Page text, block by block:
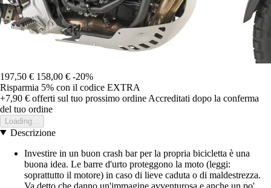
197,50 € 158,00 € -20%
Risparmia 5% con il codice EXTRA
+7,90 € offerti sul tuo prossimo ordine Accreditati dopo la conferma
del tuo ordine
Loading...
Descrizione
Investire in un buon crash bar per la propria bicicletta è una
buona idea. Le barre d'urto proteggono la moto (leggi:
soprattutto il motore) in caso di lieve caduta o di maldestrezza.
Va detto che danno un'immagine avventurosa e anche un po'